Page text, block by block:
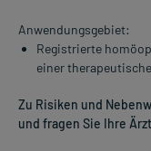
Anwendungsgebiet:
Registrierte
einer
Zu Risiken und
und fragen Sie Ihre